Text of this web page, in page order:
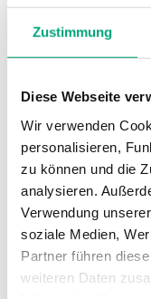
Zustimmung
Diese Webseite
Wir verwenden
personalisieren,
zu können und die
analysieren.
Verwendung
soziale Medien,
Partner führen
weiteren Daten
Nennweite
Max.
Anschluss
Ventiltyp